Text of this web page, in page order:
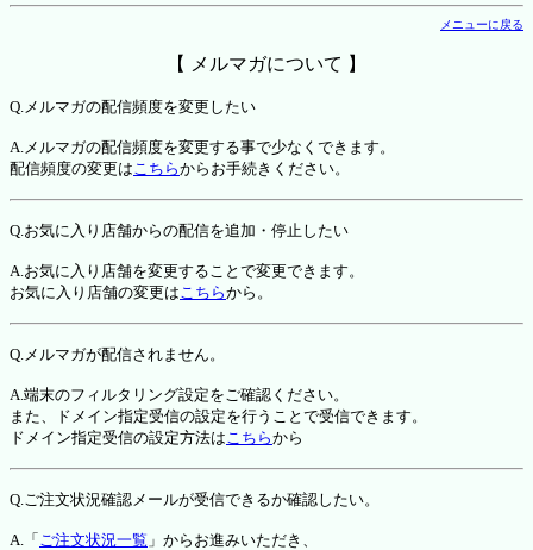
メニューに戻る
【 メルマガについて 】
Q.メルマガの配信頻度を変更したい
A.メルマガの配信頻度を変更する事で少なくできます。
配信頻度の変更はこちらからお手続きください。
Q.お気に入り店舗からの配信を追加・停止したい
A.お気に入り店舗を変更することで変更できます。
お気に入り店舗の変更はこちらから。
Q.メルマガが配信されません。
A.端末のフィルタリング設定をご確認ください。
また、ドメイン指定受信の設定を行うことで受信できます。
ドメイン指定受信の設定方法はこちらから
Q.ご注文状況確認メールが受信できるか確認したい。
A.「 ご注文状況一覧 」からお進みいただき、